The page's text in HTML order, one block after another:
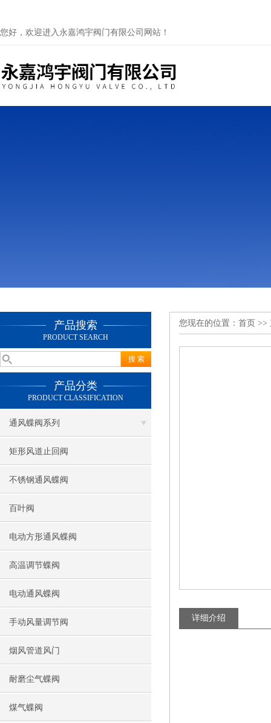
您好，欢迎进入永嘉鸿宇阀门有限公司网站！
产品搜索
PRODUCT SEARCH
产品分类
PRODUCT CLASSIFICATION
通风蝶阀系列
矩形风道止回阀
不锈钢通风蝶阀
百叶阀
电动方形通风蝶阀
高温调节蝶阀
电动通风蝶阀
手动风量调节阀
烟风管道风门
耐磨尘气蝶阀
煤气蝶阀
您现在的位置： 首页 >>
详细介绍